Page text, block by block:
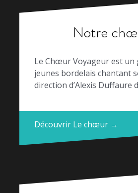
Notre
Le Chœur Voyageur est un
jeunes bordelais chantant
direction d’Alexis Duffaure
Découvrir Le chœur →